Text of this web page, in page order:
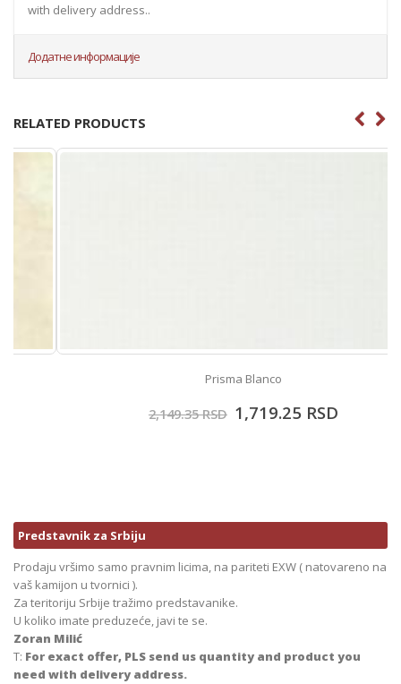
with delivery address..
Додатне информације
RELATED PRODUCTS
Prisma Blanco
2,149.35RSD 1,719.25RSD
Predstavnik za Srbiju
Prodaju vršimo samo pravnim licima, na pariteti EXW ( natovareno na
vaš kamijon u tvornici ).
Za teritoriju Srbije tražimo predstavanike.
U koliko imate preduzeće, javi te se.
Zoran Milić
T: For exact offer, PLS send us quantity and product you
need with delivery address.